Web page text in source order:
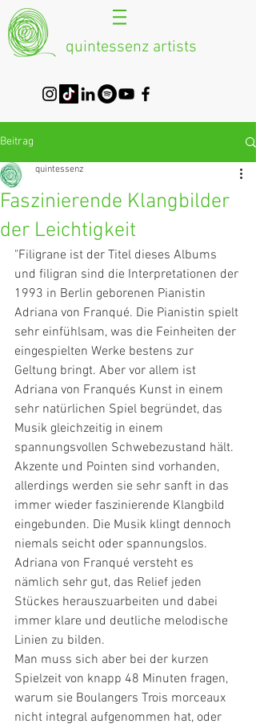
quintessenz artists
Beitrag
Faszinierende Klangbilder
der Leichtigkeit
quintessenz
"Filigrane ist der Titel dieses Albums
und filigran sind die Interpretationen der
1993 in Berlin geborenen Pianistin
Adriana von Franqué. Die Pianistin spielt
sehr einfühlsam, was die Feinheiten der
eingespielten Werke bestens zur
Geltung bringt. Aber vor allem ist
Adriana von Franqués Kunst in einem
sehr natürlichen Spiel begründet, das
Musik gleichzeitig in einem
spannungsvollen Schwebezustand hält.
Akzente und Pointen sind vorhanden,
allerdings werden sie sehr sanft in das
immer wieder faszinierende Klangbild
eingebunden. Die Musik klingt dennoch
niemals seicht oder spannungslos.
Adriana von Franqué versteht es
nämlich sehr gut, das Relief jeden
Stückes herauszuarbeiten und dabei
immer klare und deutliche melodische
Linien zu bilden.
Man muss sich aber bei der kurzen
Spielzeit von knapp 48 Minuten fragen,
warum sie Boulangers Trois morceaux
nicht integral aufgenommen hat, oder